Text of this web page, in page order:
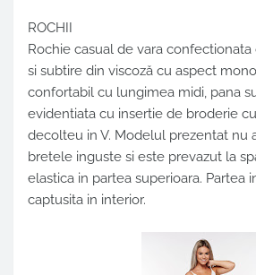
ROCHII
Rochie casual de vara
si subtire din viscoză cu aspect
confortabil cu lungimea midi, pana
evidentiata cu insertie de broderie
decolteu in V. Modelul prezentat nu
bretele inguste si este prevazut la
elastica in partea superioara. Partea
captusita in interior.